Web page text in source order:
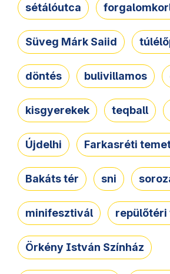
sétálóutca
Süveg Márk Saiid
döntés bulivillamos
kisgyerekek teqball
Újdelhi Farkasréti
Bakáts tér sni
minifesztivál repülőtéri
Örkény István Színház